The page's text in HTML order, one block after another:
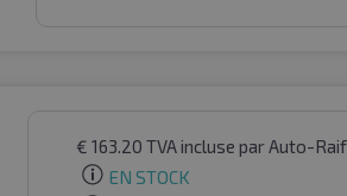
€ 163.20 TVA incluse par Auto-
EN STOCK